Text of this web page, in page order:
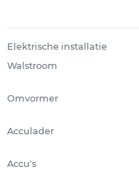
Elektrische installatie
Walstroom
Omvormer
Acculader
Accu's